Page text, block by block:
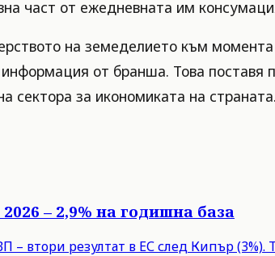
част от ежедневната им
на земеделието към
от бранша. Това поставя
сектора за икономиката на страната.
– 2,9% на годишна база
втори резултат в ЕС след Кипър (3%).